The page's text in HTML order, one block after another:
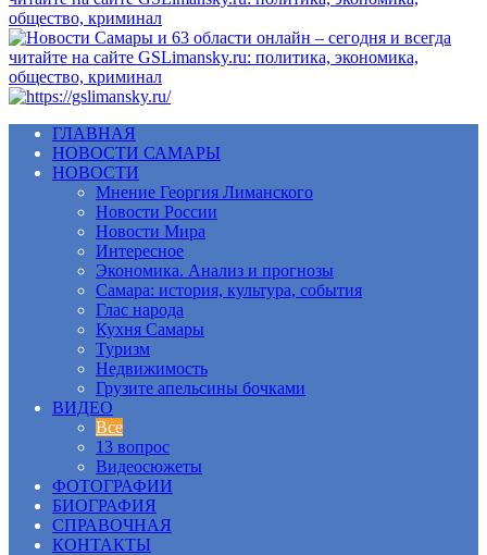
ГЛАВНАЯ
НОВОСТИ САМАРЫ
НОВОСТИ
Мнение Георгия Лиманского
Новости России
Новости Мира
Интересное
Экономика. Анализ и прогнозы
Самара: история, культура, события
Глас народа
Кухня Самары
Туризм
Недвижимость
Грузите апельсины бочками
ВИДЕО
Все
13 вопрос
Видеосюжеты
ФОТОГРАФИИ
БИОГРАФИЯ
СПРАВОЧНАЯ
КОНТАКТЫ